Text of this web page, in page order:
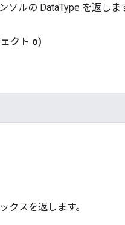
ソルの DataType を返しま
クト o)
クスを返します。